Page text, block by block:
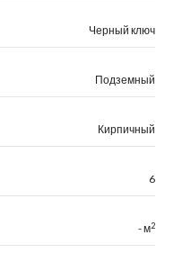
Черный ключ
Подземный
Кирпичный
6
- м2